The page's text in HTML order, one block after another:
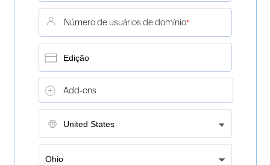
Número de usuários de domínio*
Add-ons